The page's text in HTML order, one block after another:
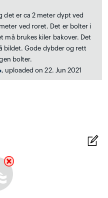
det er ca 2 meter dypt ved
ved roret. Det er bolter i
må brukes kiler bakover. Det
bildet. Gode dybder og rett
bolter.
, uploaded on 22. Jun 2021